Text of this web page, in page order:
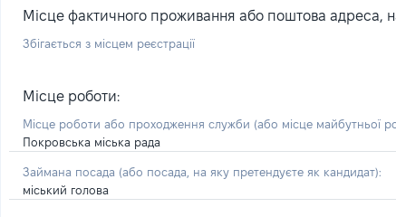
Місце фактичного проживання або поштова адреса,
Збігається з місцем реєстрації
Місце роботи:
Місце роботи або проходження служби (або місце майбутньої
Покровська міська рада
Займана посада (або посада, на яку претендуєте як кандидат):
міський голова